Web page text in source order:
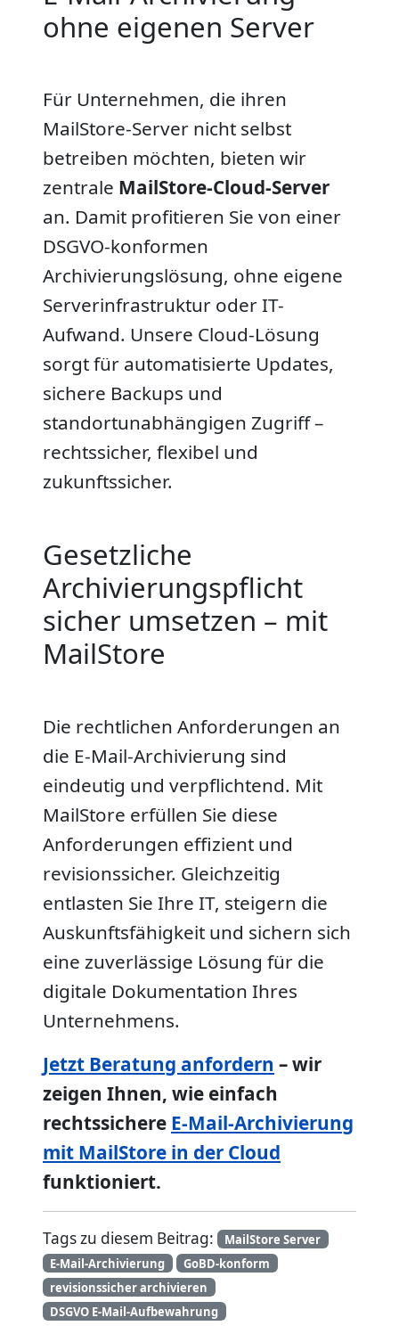
ohne eigenen Server
Für Unternehmen, die ihren
MailStore-Server nicht selbst
betreiben möchten, bieten wir
zentrale MailStore-Cloud-Server
an. Damit profitieren Sie von einer
DSGVO-konformen
Archivierungslösung, ohne eigene
Serverinfrastruktur oder IT-
Aufwand. Unsere Cloud-Lösung
sorgt für automatisierte Updates,
sichere Backups und
standortunabhängigen Zugriff –
rechtssicher, flexibel und
zukunftssicher.
Gesetzliche
Archivierungspflicht
sicher umsetzen – mit
MailStore
Die rechtlichen Anforderungen an
die E-Mail-Archivierung sind
eindeutig und verpflichtend. Mit
MailStore erfüllen Sie diese
Anforderungen effizient und
revisionssicher. Gleichzeitig
entlasten Sie Ihre IT, steigern die
Auskunftsfähigkeit und sichern sich
eine zuverlässige Lösung für die
digitale Dokumentation Ihres
Unternehmens.
Jetzt Beratung anfordern – wir
zeigen Ihnen, wie einfach
rechtssichere E-Mail-Archivierung
mit MailStore in der Cloud
funktioniert.
Tags zu diesem Beitrag:
MailStore Server
E-Mail-Archivierung
GoBD-konform
revisionssicher archivieren
DSGVO E-Mail-Aufbewahrung